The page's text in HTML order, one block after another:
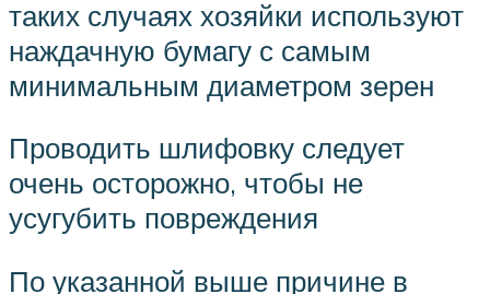
таких случаях хозяйки используют
наждачную бумагу с самым
минимальным диаметром зерен
Проводить шлифовку следует
очень осторожно, чтобы не
усугубить повреждения
По указанной выше причине в